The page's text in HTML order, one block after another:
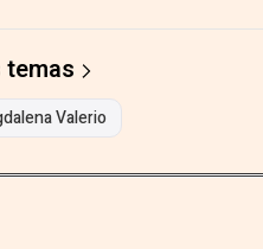
Valerio